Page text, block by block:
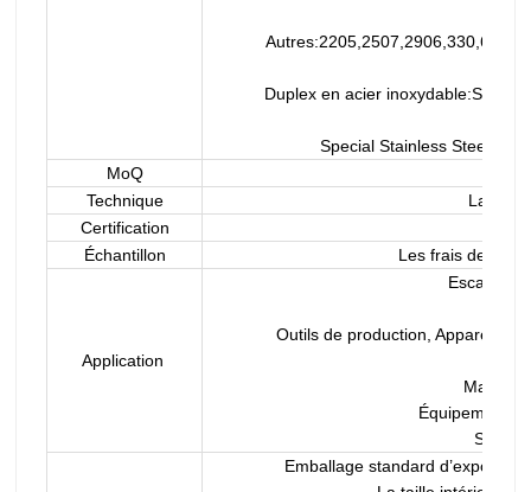
Duplex en acier
Special Stainless
MoQ
Technique
Laminé
Certification
Échantillon
Les frais de
Application
Escalator,
Outils de production, Appareils
Équipements
Emballage standard